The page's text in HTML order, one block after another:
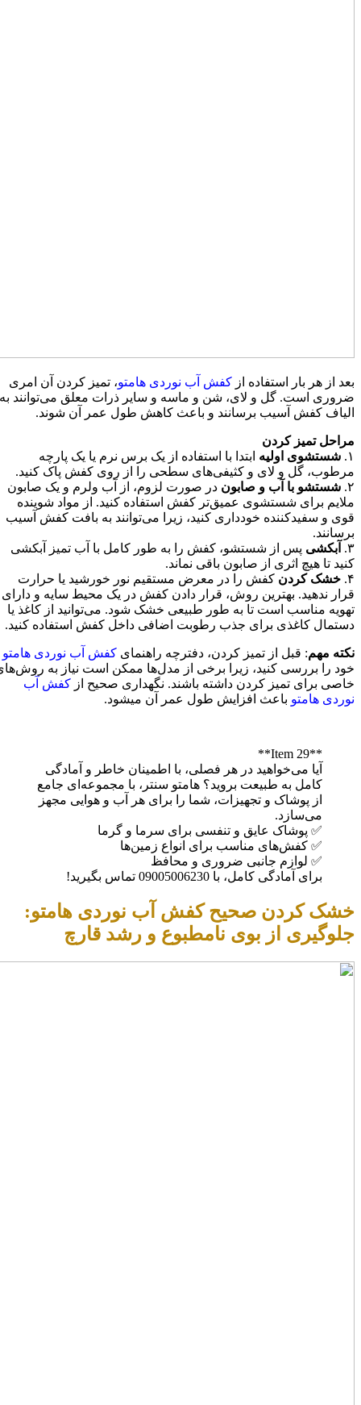
بعد از هر بار استفاده از کفش آب نوردی هامتو، تمیز کردن آن امری
ضروری است. گل و لای، شن و ماسه و سایر ذرات معلق می‌توانند به
الیاف کفش آسیب برسانند و باعث کاهش طول عمر آن شوند.
مراحل تمیز کردن
۱. شستشوی اولیه ابتدا با استفاده از یک برس نرم یا یک پارچه
مرطوب، گل و لای و کثیفی‌های سطحی را از روی کفش پاک کنید.
۲. شستشو با آب و صابون در صورت لزوم، از آب ولرم و یک صابون
ملایم برای شستشوی عمیق‌تر کفش استفاده کنید. از مواد شوینده
قوی و سفیدکننده خودداری کنید، زیرا می‌توانند به بافت کفش آسیب
برسانند.
۳.
آبکشی پس از شستشو، کفش را به طور کامل با آب تمیز آبکشی
کنید تا هیچ اثری از صابون باقی نماند.
۴. خشک کردن کفش را در معرض مستقیم نور خورشید یا حرارت
قرار ندهید. بهترین روش، قرار دادن کفش در یک محیط سایه و دارای
تهویه مناسب است تا به طور طبیعی خشک شود. می‌توانید از کاغذ یا
دستمال کاغذی برای جذب رطوبت اضافی داخل کفش استفاده کنید.
نکته مهم: قبل از تمیز کردن، دفترچه راهنمای کفش آب نوردی هامتو
خود را بررسی کنید، زیرا برخی از مدل‌ها ممکن است نیاز به
خاصی برای تمیز کردن داشته باشند. نگهداری صحیح از کفش آب
نوردی هامتو باعث افزایش طول عمر آن میشود.
**Item 29**
آیا می‌خواهید در هر فصلی، با اطمینان خاطر و آمادگی
کامل به طبیعت بروید؟ هامتو سنتر، با مجموعه‌ای جامع
از پوشاک و تجهیزات، شما را برای هر آب و هوایی مجهز
می‌سازد.
✅ پوشاک عایق و تنفسی برای سرما و گرما
✅ کفش‌های مناسب برای انواع زمین‌ها
✅ لوازم جانبی ضروری و محافظ
برای آمادگی کامل، با 09005006230 تماس بگیرید!
خشک کردن صحیح کفش آب نوردی هامتو:
جلوگیری از بوی نامطبوع و رشد قارچ